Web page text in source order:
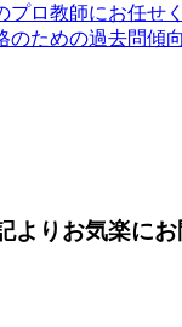
ロ教師にお任せく
のための過去問傾
りお気楽にお